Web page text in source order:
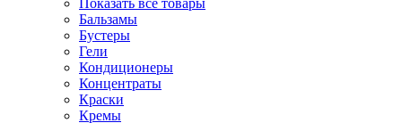
Показать все товары
Бальзамы
Бустеры
Гели
Кондиционеры
Концентраты
Краски
Кремы